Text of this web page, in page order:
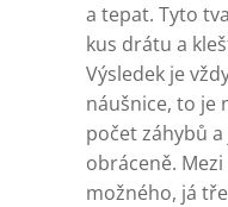
a tepat. Tyto
kus drátu a
Výsledek je
náušnice, to je
počet záhybů
obráceně.
možného, já